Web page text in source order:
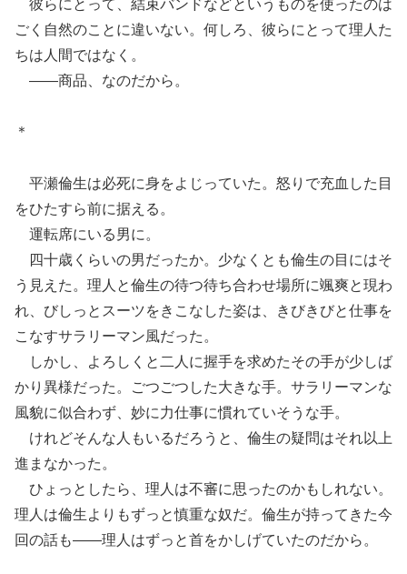
彼らにとって、結束バンドなどというものを使ったのは
ごく自然のことに違いない。何しろ、彼らにとって理人た
ちは人間ではなく。
――商品、なのだから。
＊
平瀬倫生は必死に身をよじっていた。怒りで充血した目
をひたすら前に据える。
運転席にいる男に。
四十歳くらいの男だったか。少なくとも倫生の目にはそ
う見えた。理人と倫生の待つ待ち合わせ場所に颯爽と現わ
れ、びしっとスーツをきこなした姿は、きびきびと仕事を
こなすサラリーマン風だった。
しかし、よろしくと二人に握手を求めたその手が少しば
かり異様だった。ごつごつした大きな手。サラリーマンな
風貌に似合わず、妙に力仕事に慣れていそうな手。
けれどそんな人もいるだろうと、倫生の疑問はそれ以上
進まなかった。
ひょっとしたら、理人は不審に思ったのかもしれない。
理人は倫生よりもずっと慎重な奴だ。倫生が持ってきた今
回の話も――理人はずっと首をかしげていたのだから。